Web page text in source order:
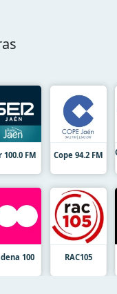
100.0 FM Cope 94.2 FM
100 RAC105